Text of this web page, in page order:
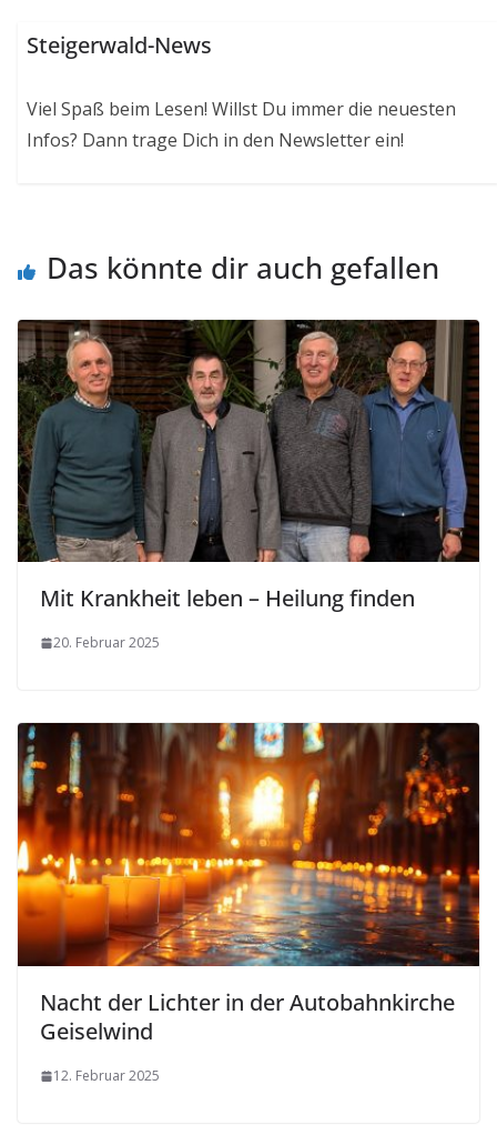
Steigerwald-News
Viel Spaß beim Lesen! Willst Du immer die neuesten
Infos? Dann trage Dich in den Newsletter ein!
Das könnte dir auch gefallen
Mit Krankheit leben – Heilung finden
20. Februar 2025
Nacht der Lichter in der Autobahnkirche
Geiselwind
12. Februar 2025